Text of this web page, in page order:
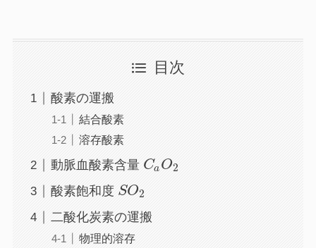
目次
酸素の運搬
結合酸素
溶存酸素
動脈血酸素含量 Ca O2
酸素飽和度 SO2
二酸化炭素の運搬
物理的溶存